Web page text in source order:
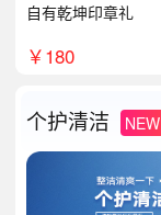
自有乾坤印章礼
￥180
个护清洁 NEW